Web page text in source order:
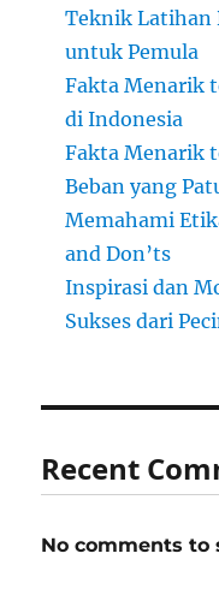
Teknik Latihan
untuk Pemula
Fakta Menarik
di Indonesia
Fakta Menarik
Beban yang
Memahami
and Don’ts
Inspirasi dan
Sukses dari
Recent
No comments to